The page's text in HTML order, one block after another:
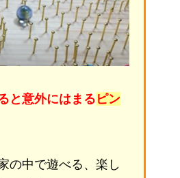
と意外にはまる ピン
の中で遊べる、楽し